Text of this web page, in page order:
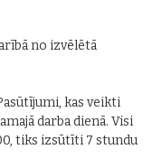
no izvēlētā
kas veikti
darba dienā. Visi
tiks izsūtīti 7 stundu